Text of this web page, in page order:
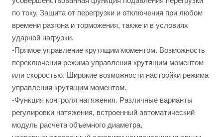
по току. Защита от перегрузки и отключения при любом
времени разгона и торможения, также и в условиях
ударной нагрузки.
-Прямое управление крутящим моментом. Возможность
переключения режима управления крутящим моментом
или скоростью. Широкие возможности настройки режима
управления крутящим моментом.
-Функция контроля натяжения. Различные варианты
регулировки натяжения, встроенный автоматический
модуль расчета объемного диаметра,